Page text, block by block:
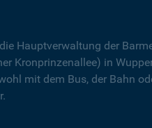
Hauptverwaltung der
Kronprinzenallee) in
mit dem Bus, der Bahn